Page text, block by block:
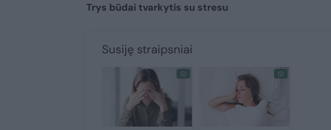
Trys būdai tvarkytis su stresu
Susiję straipsniai